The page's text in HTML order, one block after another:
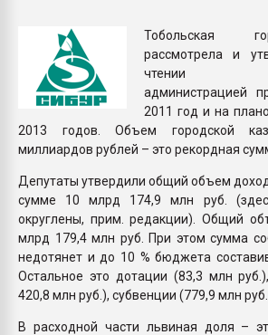
Тобольская
рассмотрела и
чтении
администрацией
2011 год и на
2013 годов. Объем городской
миллиардов рублей – это рекордная
Депутаты утвердили общий объем
сумме 10 млрд 174,9 млн руб.
округлены, прим. редакции). Общий
млрд 179,4 млн руб. При этом сумма
недотянет и до 10 % бюджета
Остальное это дотации (83,3 млн
420,8 млн руб.), субвенции (779,9 млн
В расходной части львиная доля –